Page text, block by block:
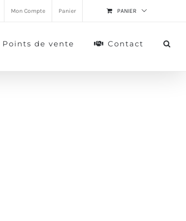
Mon Compte Panier PANIER
Points de vente Contact